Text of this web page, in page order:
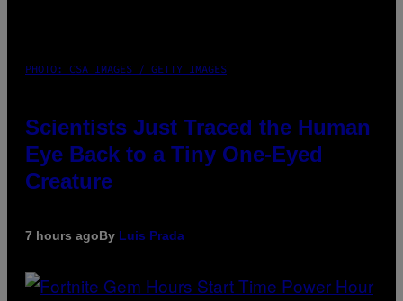
PHOTO: CSA IMAGES / GETTY IMAGES
Scientists Just Traced the Human
Eye Back to a Tiny One-Eyed
Creature
7 hours agoBy Luis Prada